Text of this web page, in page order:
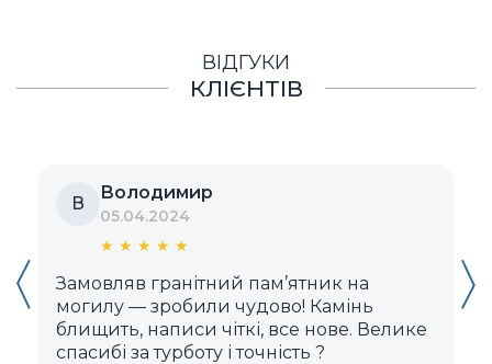
ВІДГУКИ
КЛІЄНТІВ
В
Володимир
05.04.2024
★ ★ ★ ★ ★
Замовляв гранітний пам’ятник на
могилу — зробили чудово! Камінь
блищить, написи чіткі, все нове. Велике
спасибі за турботу і точність ?️